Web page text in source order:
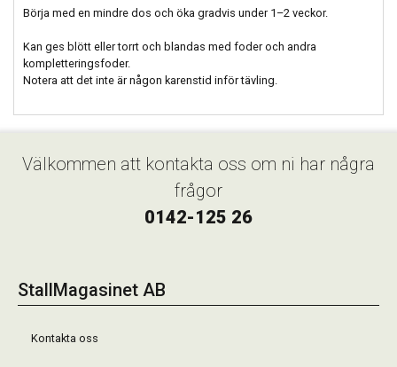
Börja med en mindre dos och öka gradvis under 1–2 veckor.
Kan ges blött eller torrt och blandas med foder och andra
kompletteringsfoder.
Notera att det inte är någon karenstid inför tävling.
Välkommen att kontakta oss om ni har några
frågor
0142-125 26
StallMagasinet AB
Kontakta oss